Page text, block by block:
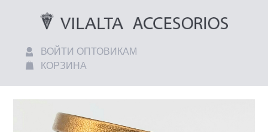
ВОЙТИ ОПТОВИКАМ
КОРЗИНА